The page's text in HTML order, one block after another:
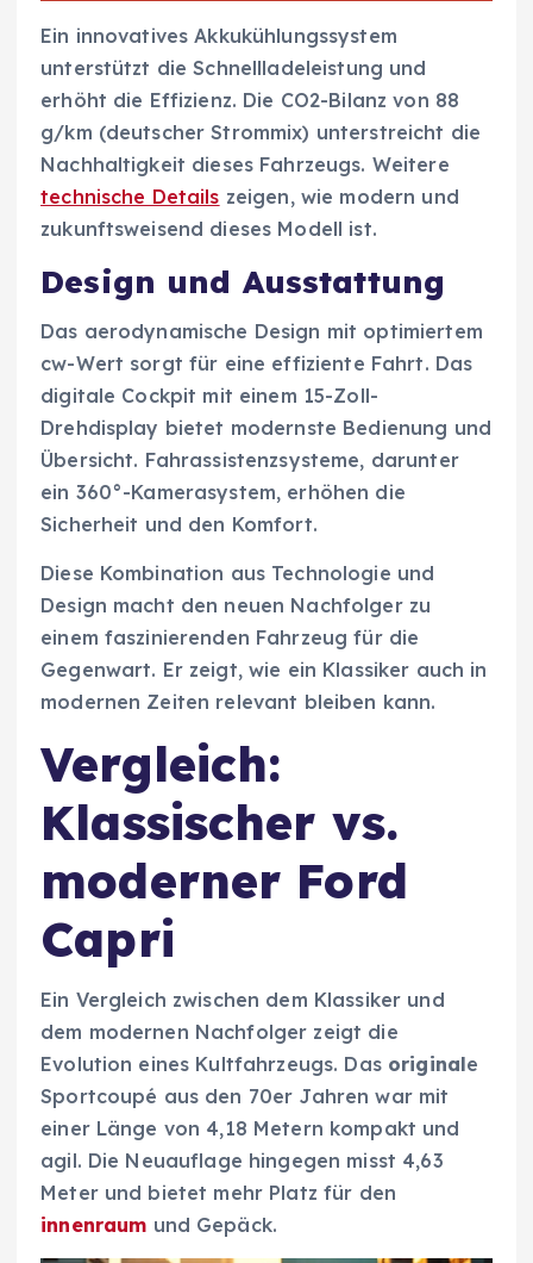
Ein innovatives Akkukühlungssystem
unterstützt die Schnellladeleistung und
erhöht die Effizienz. Die CO2-Bilanz von 88
g/km (deutscher Strommix) unterstreicht die
Nachhaltigkeit dieses Fahrzeugs. Weitere
technische Details zeigen, wie modern und
zukunftsweisend dieses Modell ist.
Design und Ausstattung
Das aerodynamische Design mit optimiertem
cw-Wert sorgt für eine effiziente Fahrt. Das
digitale Cockpit mit einem 15-Zoll-
Drehdisplay bietet modernste Bedienung und
Übersicht. Fahrassistenzsysteme, darunter
ein 360°-Kamerasystem, erhöhen die
Sicherheit und den Komfort.
Diese Kombination aus Technologie und
Design macht den neuen Nachfolger zu
einem faszinierenden Fahrzeug für die
Gegenwart. Er zeigt, wie ein Klassiker auch in
modernen Zeiten relevant bleiben kann.
Vergleich:
Klassischer vs.
moderner Ford
Capri
Ein Vergleich zwischen dem Klassiker und
dem modernen Nachfolger zeigt die
Evolution eines Kultfahrzeugs. Das originale
Sportcoupé aus den 70er Jahren war mit
einer Länge von 4,18 Metern kompakt und
agil. Die Neuauflage hingegen misst 4,63
Meter und bietet mehr Platz für den
innenraum und Gepäck.